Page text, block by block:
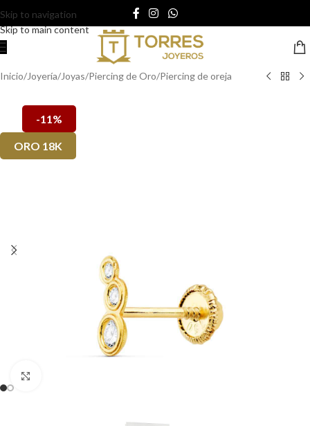
Skip to navigation
Skip to main content
Inicio/Joyería/Joyas/Piercing de Oro/Piercing de oreja
-11%
ORO 18K